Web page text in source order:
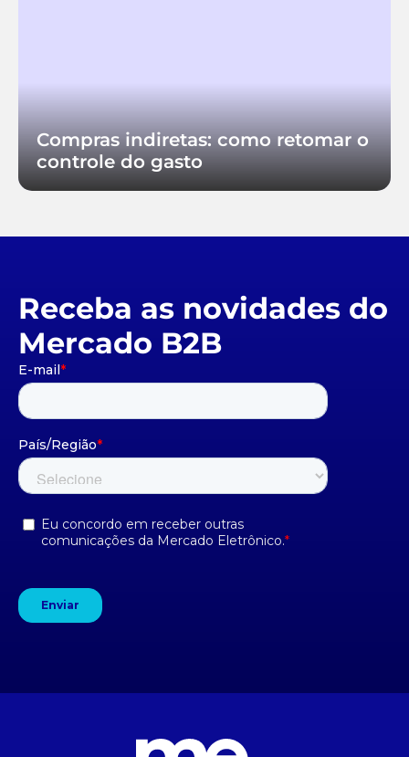
Compras indiretas: como retomar o
controle do gasto
Receba as novidades do
Mercado B2B